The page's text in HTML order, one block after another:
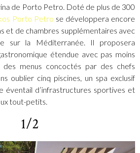
de Porto Petro. Doté de plus de 300
Porto Petro se développera encore
et de chambres supplémentaires avec
sur la Méditerranée. Il proposera
étendue avec pas moins
menus concoctés par des chefs
oublier cinq piscines, un spa exclusif
éventail d’infrastructures sportives et
tout-petits.
1/2